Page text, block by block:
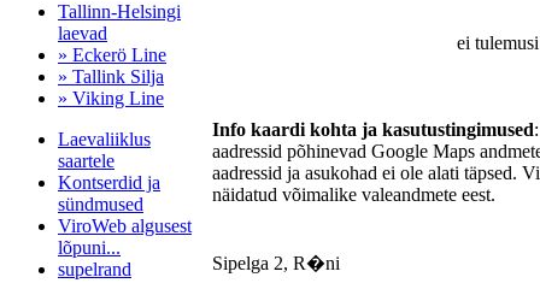
Tallinn-Helsingi
laevad
» Eckerö Line
» Tallink Silja
» Viking Line
Laevaliiklus
saartele
Kontserdid ja
sündmused
ViroWeb algusest
lõpuni...
supelrand
ei
Info kaardi kohta ja kasutustingimused
aadressid põhinevad Google Maps
aadressid ja asukohad ei ole alati täpsed.
näidatud võimalike valeandmete eest.
Sipelga 2, R�ni